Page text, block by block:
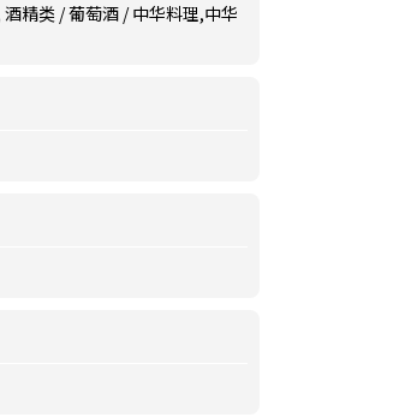
精类 / 葡萄酒 / 中华料理,中华